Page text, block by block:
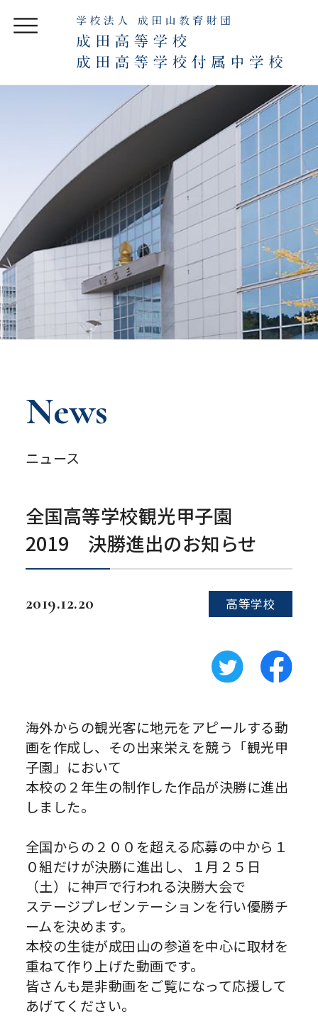
News
ニュース
全国高等学校観光甲子園
2019 決勝進出のお知らせ
2019.12.20 高等学校
海外からの観光客に地元をアピールする動
画を作成し、その出来栄えを競う「観光甲
子園」において
本校の２年生の制作した作品が決勝に進出
しました。
全国からの２００を超える応募の中から１
０組だけが決勝に進出し、１月２５日
（土）に神戸で行われる決勝大会で
ステージプレゼンテーションを行い優勝チ
ームを決めます。
本校の生徒が成田山の参道を中心に取材を
重ねて作り上げた動画です。
皆さんも是非動画をご覧になって応援して
あげてください。